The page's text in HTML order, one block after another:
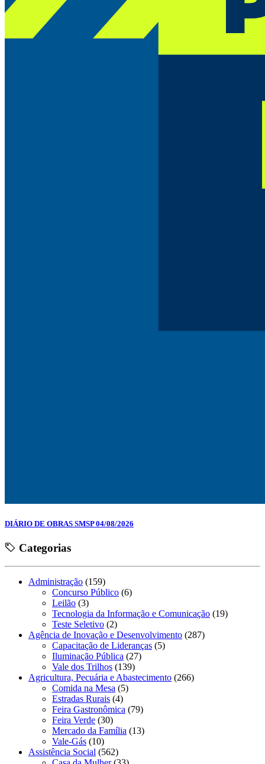
DIÁRIO DE OBRAS SMSP 04/08/2026
Categorias
Administração (159)
Concurso Público (6)
Leilão (3)
Tecnologia da Informação e Comunicação (19)
Teste Seletivo (2)
Agência de Inovação e Desenvolvimento (287)
Capacitação de Lideranças (5)
Iluminação Pública (27)
Vale dos Trilhos (139)
Agricultura, Pecuária e Abastecimento (266)
Comida na Mesa (5)
Estradas Rurais (4)
Feira Gastronômica (79)
Feira Verde (30)
Mercado da Família (13)
Vale-Gás (10)
Assistência Social (562)